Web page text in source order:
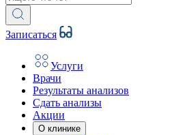
Записаться
Услуги
Врачи
Результаты анализов
Сдать анализы
Акции
О клинике